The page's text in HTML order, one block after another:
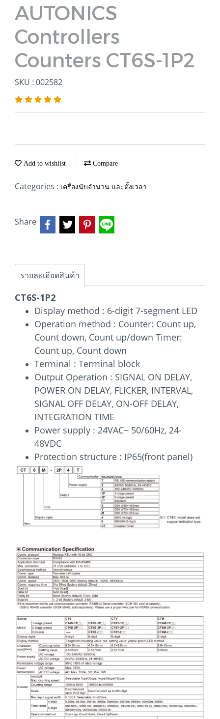
AUTONICS
Controllers
Counters CT6S-1P2
SKU : 002582
Add to wishlist Compare
Categories : เครื่องนับจำนวน และตั้งเวลา
Share
รายละเอียดสินค้า
CT6S-1P2
Display method : 6-digit 7-segment LED
Operation method : Counter: Count up,
Count down, Count up/down Timer:
Count up, Count down
Terminal : Terminal block
Output Operation : SIGNAL ON DELAY,
POWER ON DELAY, FLICKER, INTERVAL,
SIGNAL OFF DELAY, ON-OFF DELAY,
INTEGRATION TIME
Power supply : 24VAC~ 50/60Hz, 24-
48VDC
Protection structure : IP65(front panel)